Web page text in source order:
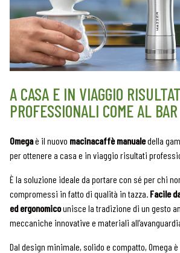
A CASA E IN VIAGGIO
PROFESSIONALI COME AL BAR
Omegaè il nuovo macinacaffè manualedella
per ottenere a casa e in viaggio risultati
È la soluzione ideale da portare con sé per chi
compromessi in fatto di qualità in tazza. Facile
ed ergonomicounisce la tradizione di un gesto
meccaniche innovative e materiali
Dal design minimale, solido e compatto, Omega